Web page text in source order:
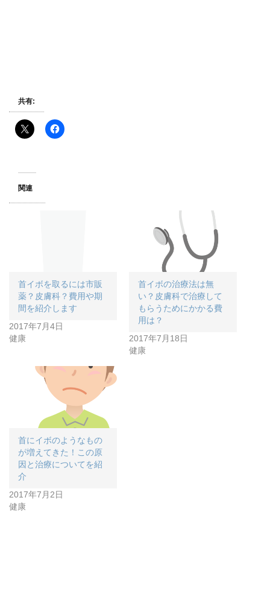
共有:
関連
首イボを取るには市販
薬？皮膚科？費用や期
間を紹介します
2017年7月4日
健康
首イボの治療法は無
い？皮膚科で治療して
もらうためにかかる費
用は？
2017年7月18日
健康
首にイボのようなもの
が増えてきた！この原
因と治療についてを紹
介
2017年7月2日
健康